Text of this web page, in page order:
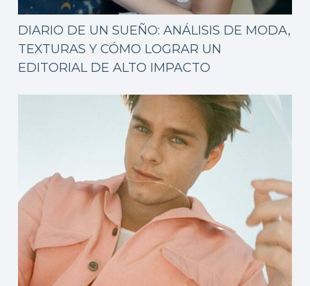
DIARIO DE UN SUEÑO: ANÁLISIS DE MODA,
TEXTURAS Y CÓMO LOGRAR UN
EDITORIAL DE ALTO IMPACTO